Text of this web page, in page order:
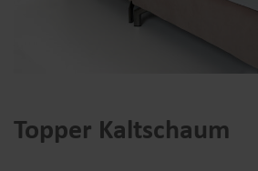
Topper Kaltschaum